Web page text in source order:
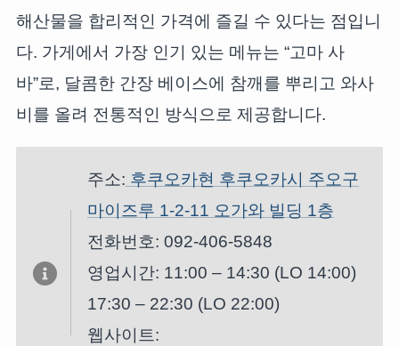
해산물을 합리적인 가격에 즐길 수 있다는 점입니
다. 가게에서 가장 인기 있는 메뉴는 “고마 사
바”로, 달콤한 간장 베이스에 참깨를 뿌리고 와사
비를 올려 전통적인 방식으로 제공합니다.
주소: 후쿠오카현 후쿠오카시 주오구
마이즈루 1-2-11 오가와 빌딩 1층
전화번호: 092-406-5848
영업시간: 11:00 – 14:30 (LO 14:00)
17:30 – 22:30 (LO 22:00)
웹사이트: